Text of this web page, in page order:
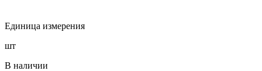
Единица измерения
шт
В наличии